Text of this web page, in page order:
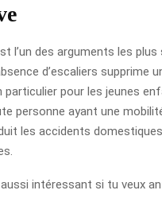
l’un des arguments les
d’escaliers supprime
particulier pour les jeunes
personne ayant une
les accidents
intéressant si tu veux